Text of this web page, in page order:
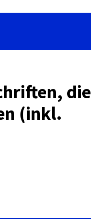
die
(inkl.